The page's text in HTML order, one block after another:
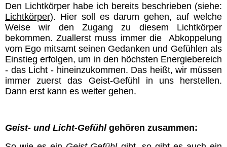
Astralwesen
Chakren
Geistwesen
Transformation
Den Lichtkörper habe ich bereits beschrieben (siehe:
Lichtkörper). Hier soll es darum gehen, auf welche
Weise wir den Zugang zu diesem Lichtkörper
bekommen. Zuallerst muss immer die Abkoppelung
vom Ego mitsamt seinen Gedanken und Gefühlen als
Einstieg erfolgen, um in den höchsten Energiebereich
- das Licht - hineinzukommen. Das heißt, wir müssen
immer zuerst das Geist-Gefühl in uns herstellen.
Dann erst kann es weiter gehen.
Geist- und Licht-Gefühlgehören zusammen: